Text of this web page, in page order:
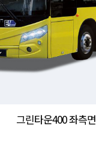
그린타운400 좌측면